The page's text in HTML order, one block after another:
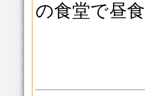
の食堂で昼食